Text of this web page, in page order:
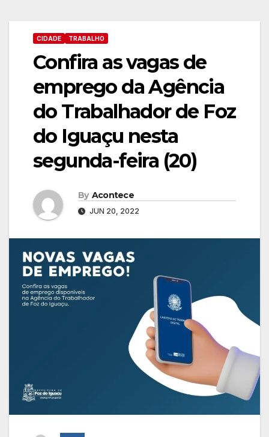
CIDADE TRABALHO
Confira as vagas de
emprego da Agência
do Trabalhador de Foz
do Iguaçu nesta
segunda-feira (20)
By Acontece
JUN 20, 2022